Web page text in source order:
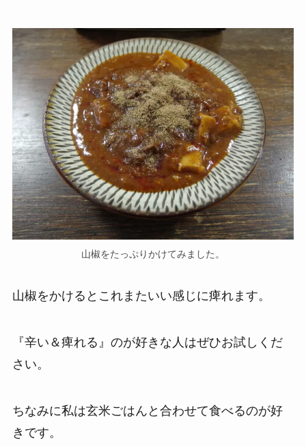
山椒をたっぷりかけてみました。
山椒をかけるとこれまたいい感じに痺れます。
『辛い＆痺れる』のが好きな人はぜひお試しくだ
さい。
ちなみに私は玄米ごはんと合わせて食べるのが好
きです。